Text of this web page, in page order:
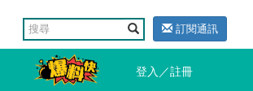
訂閱通訊
登入／註冊